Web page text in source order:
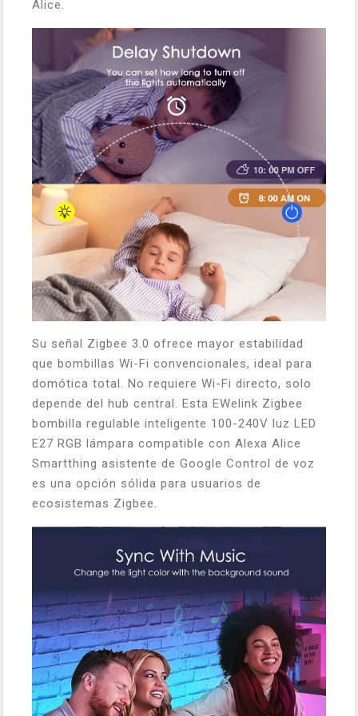
Alice.
Su señal Zigbee 3.0 ofrece mayor estabilidad
que bombillas Wi-Fi convencionales, ideal para
domótica total. No requiere Wi-Fi directo, solo
depende del hub central. Esta EWelink Zigbee
bombilla regulable inteligente 100-240V luz LED
E27 RGB lámpara compatible con Alexa Alice
Smartthing asistente de Google Control de voz
es una opción sólida para usuarios de
ecosistemas Zigbee.